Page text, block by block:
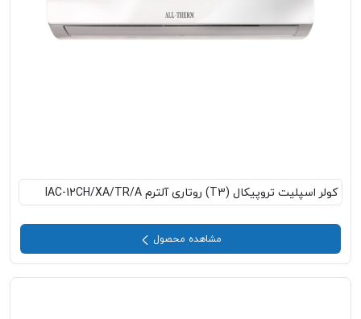
کولر اسپلیت تروپیکال (T3) روتاری آلترم IAC-12CH/XA/TR/A
مشاهده محصول